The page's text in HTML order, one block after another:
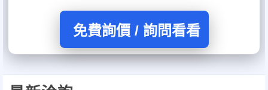
跳機變化 :36種變化
規格尺寸：(大)5尺2 （１５６ｃｍ）
防護等級：LED燈防水(控制器無防
水)
免費詢價 / 詢問看看